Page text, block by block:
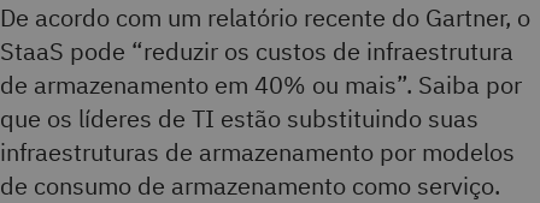
De acordo com um relatório recente do Gartner, o
StaaS pode “reduzir os custos de infraestrutura
de armazenamento em 40% ou mais”. Saiba por
que os líderes de TI estão substituindo suas
infraestruturas de armazenamento por modelos
de consumo de armazenamento como serviço.